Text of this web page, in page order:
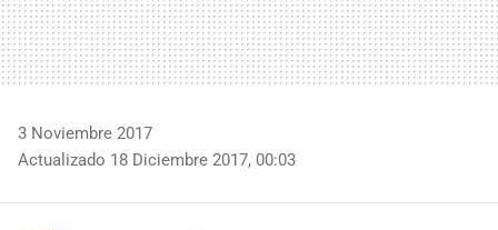
3 Noviembre 2017
Actualizado 18 Diciembre 2017, 00:03